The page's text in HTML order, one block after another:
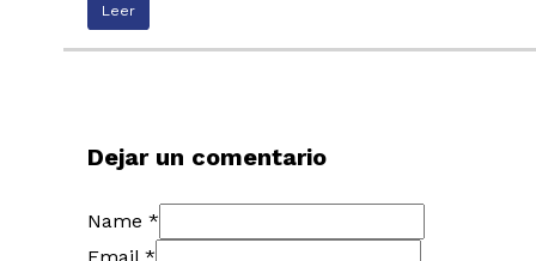
Leer
Dejar un comentario
Name *